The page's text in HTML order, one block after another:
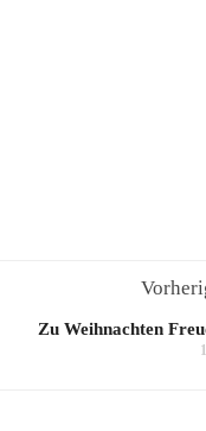
Zu Weihnachten